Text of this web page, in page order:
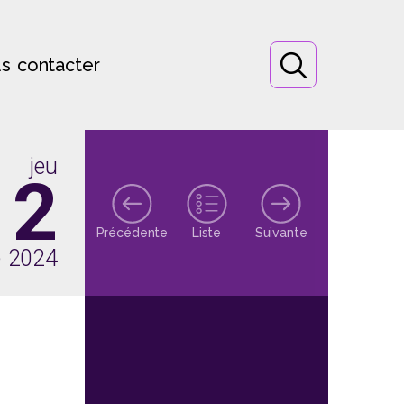
contacter
jeu
2024
Précédente Liste Suivante